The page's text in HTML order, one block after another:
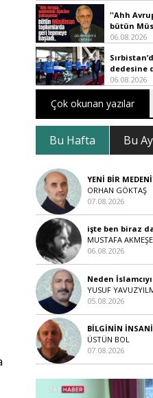
''Ahh
bütün
06.08.2026
dedesine
06.08.2026
Çok okunan yazılar
Bu Hafta Bu Ay
YENİ BİR
ORHAN GÖKTAŞ
07.08.2026
işte ben biraz
MUSTAFA AKMEŞE
06.08.2026
Neden
YUSUF
05.08.2026
BİLGİNİN
ÜSTÜN BOL
07.08.2026